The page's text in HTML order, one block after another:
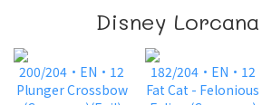
Disney Lorcana